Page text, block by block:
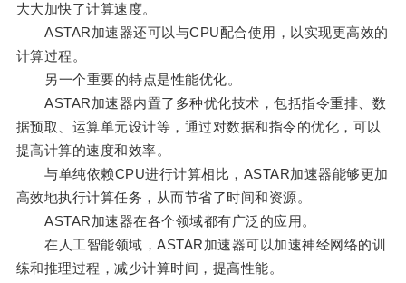
大大加快了计算速度。
ASTAR加速器还可以与CPU配合使用，以实现更高效的
计算过程。
另一个重要的特点是性能优化。
ASTAR加速器内置了多种优化技术，包括指令重排、数
据预取、运算单元设计等，通过对数据和指令的优化，可以
提高计算的速度和效率。
与单纯依赖CPU进行计算相比，ASTAR加速器能够更加
高效地执行计算任务，从而节省了时间和资源。
ASTAR加速器在各个领域都有广泛的应用。
在人工智能领域，ASTAR加速器可以加速神经网络的训
练和推理过程，减少计算时间，提高性能。